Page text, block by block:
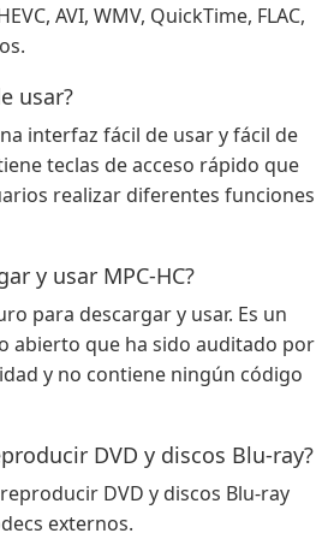
AVI, WMV, QuickTime, FLAC,
usar?
interfaz fácil de usar y fácil de
teclas de acceso rápido que
realizar diferentes funciones
y usar MPC-HC?
para descargar y usar. Es un
abierto que ha sido auditado por
y no contiene ningún código
DVD y discos Blu-ray?
DVD y discos Blu-ray
externos.